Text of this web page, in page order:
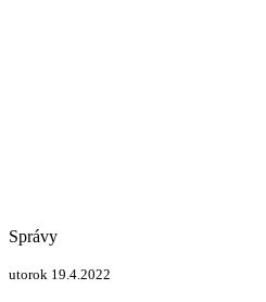
Správy
utorok 19.4.2022